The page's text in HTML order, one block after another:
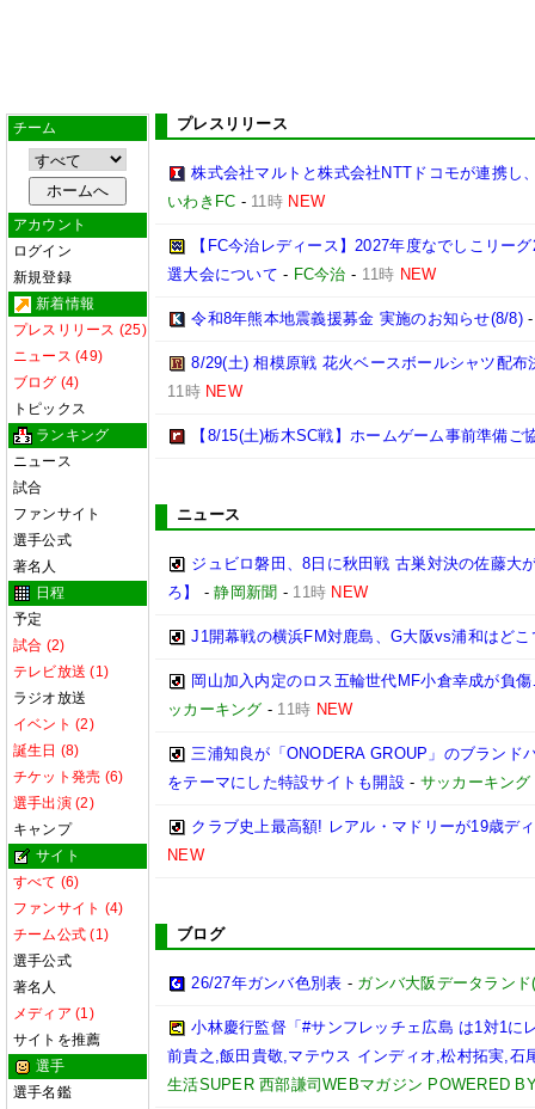
チーム
アカウント
ログイン
新規登録
新着情報
プレスリリース (25)
ニュース (49)
ブログ (4)
トピックス
ランキング
ニュース
試合
ファンサイト
選手公式
著名人
日程
予定
試合 (2)
テレビ放送 (1)
ラジオ放送
イベント (2)
誕生日 (8)
チケット発売 (6)
選手出演 (2)
キャンプ
サイト
すべて (6)
ファンサイト (4)
チーム公式 (1)
選手公式
著名人
メディア (1)
サイトを推薦
選手
選手名鑑
プレスリリース
株式会社マルトと株式会社NTTドコモが連携し
いわきFC - 11時 NEW
【FC今治レディース】2027年度なでしこリー
選大会について - FC今治 - 11時 NEW
令和8年熊本地震義援募金 実施のお知らせ(8/8)
8/29(土) 相模原戦 花火ベースボールシャツ配
11時 NEW
【8/15(土)栃木SC戦】ホームゲーム事前準備ご
ニュース
ジュビロ磐田、8日に秋田戦 古巣対決の佐藤大
ろ】
-静岡新聞 - 11時 NEW
J1開幕戦の横浜FM対鹿島、G大阪vs浦和はど
岡山加入内定のロス五輪世代MF小倉幸成が負
ッカーキング - 11時 NEW
三浦知良が「ONODERA GROUP」のブランド
をテーマにした特設サイトも開設 - サッカーキング
クラブ史上最高額! レアル・マドリーが19歳デ
NEW
ブログ
26/27年ガンバ色別表 - ガンバ大阪データラン
小林慶行監督「#サンフレッチェ広島 は1対1に
前貴之,飯田貴敬,マテウス インディオ,松村拓実,石
生活SUPER 西部謙司WEBマガジン POWERED